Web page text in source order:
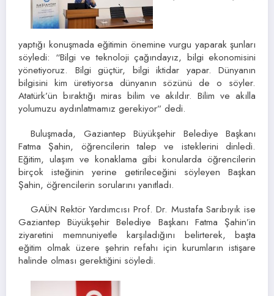
yaptığı konuşmada eğitimin önemine vurgu yaparak şunları
söyledi: “Bilgi ve teknoloji çağındayız, bilgi ekonomisini
yönetiyoruz. Bilgi güçtür, bilgi iktidar yapar. Dünyanın
bilgisini kim üretiyorsa dünyanın sözünü de o söyler.
Atatürk’ün bıraktığı miras bilim ve akıldır. Bilim ve akılla
yolumuzu aydınlatmamız gerekiyor” dedi.
Buluşmada, Gaziantep Büyükşehir Belediye Başkanı
Fatma Şahin, öğrencilerin talep ve isteklerini dinledi.
Eğitim, ulaşım ve konaklama gibi konularda öğrencilerin
birçok isteğinin yerine getirileceğini söyleyen Başkan
Şahin, öğrencilerin sorularını yanıtladı.
GAÜN Rektör Yardımcısı Prof. Dr. Mustafa Sarıbıyık ise
Gaziantep Büyükşehir Belediye Başkanı Fatma Şahin’in
ziyaretini memnuniyetle karşıladığını belirterek, başta
eğitim olmak üzere şehrin refahı için kurumların istişare
halinde olması gerektiğini söyledi.